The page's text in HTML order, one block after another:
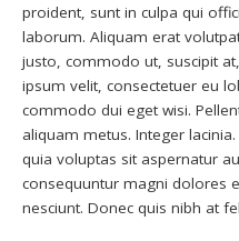
proident, sunt in culpa qui
laborum. Aliquam erat
justo, commodo ut, suscipit
ipsum velit, consectetuer eu
commodo dui eget wisi.
aliquam metus. Integer
quia voluptas sit aspernatur
consequuntur magni dolores
nesciunt. Donec quis nibh at